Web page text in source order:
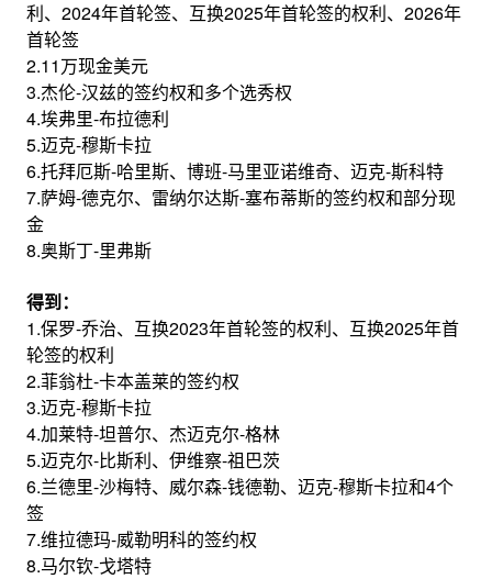
利、2024年首轮签、互换2025年首轮签的权利、2026年
首轮签
2.11万现金美元
3.杰伦-汉兹的签约权和多个选秀权
4.埃弗里-布拉德利
5.迈克-穆斯卡拉
6.托拜厄斯-哈里斯、博班-马里亚诺维奇、迈克-斯科特
7.萨姆-德克尔、雷纳尔达斯-塞布蒂斯的签约权和部分现
金
8.奥斯丁-里弗斯
得到：
1.保罗-乔治、互换2023年首轮签的权利、互换2025年首
轮签的权利
2.菲翁杜-卡本盖莱的签约权
3.迈克-穆斯卡拉
4.加莱特-坦普尔、杰迈克尔-格林
5.迈克尔-比斯利、伊维察-祖巴茨
6.兰德里-沙梅特、威尔森-钱德勒、迈克-穆斯卡拉和4个
签
7.维拉德玛-威勒明科的签约权
8.马尔钦-戈塔特